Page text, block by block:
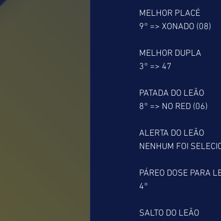
MELHOR PLACÉ
9° => XONADO (08)
MELHOR DUPLA
3° => 47
PATADA DO LEÃO
8° => NO RED (06)
ALERTA DO LEÃO
NENHUM FOI
PÁREO DOSE PARA
4°
SALTO DO LEÃO